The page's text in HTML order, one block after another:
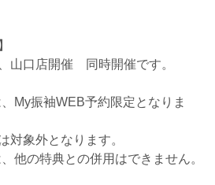
山口店開催 同時開催です。
My振袖WEB予約限定となりま
象外となります。
他の特典との併用はできません。